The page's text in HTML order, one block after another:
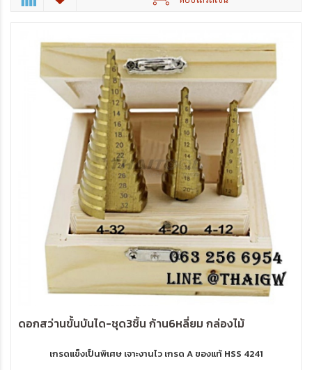
ดอกสว่านขั้นบันได-ชุด3ชิ้น ก้าน6หลี่ยม กล่องไม้
เกรดแข็งเป็นพิเศษ เจาะงานไว เกรด A ของแท้ HSS 4241